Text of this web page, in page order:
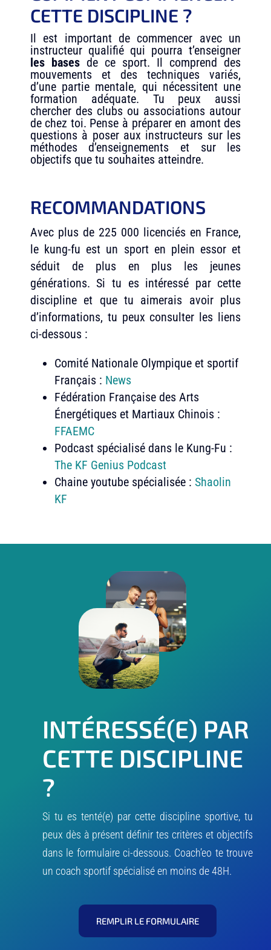
CETTE DISCIPLINE ?
Il est important de commencer avec un
instructeur qualifié qui pourra t’enseigner
les basesde ce sport. Il comprend des
mouvements et des techniques variés,
d’une partie mentale, qui nécessitent une
formation adéquate. Tu peux aussi
chercher des clubs ou associations autour
de chez toi. Pense à préparer en amont des
questions à poser aux instructeurs sur les
méthodes d’enseignements et sur les
objectifs que tu souhaites atteindre.
RECOMMANDATIONS
Avec plus de 225 000 licenciés en France,
le kung-fu est un sport en plein essor et
séduit de plus en plus les jeunes
générations. Si tu es intéressé par cette
discipline et que tu aimerais avoir plus
d’informations, tu peux consulter les liens
ci-dessous :
Comité Nationale Olympique et sportif
Français : News
Fédération Française des Arts
Énergétiques et Martiaux Chinois :
FFAEMC
Podcast spécialisé dans le Kung-Fu :
The KF Genius Podcast
Chaine youtube spécialisée : Shaolin
KF
INTÉRESSÉ(E) PAR
CETTE DISCIPLINE
?
Si tu es tenté(e) par cette discipline sportive, tu
peux dès à présent définir tes critères et objectifs
dans le formulaire ci-dessous. Coach’eo te trouve
un coach sportif spécialisé en moins de 48H.
REMPLIR LE FORMULAIRE